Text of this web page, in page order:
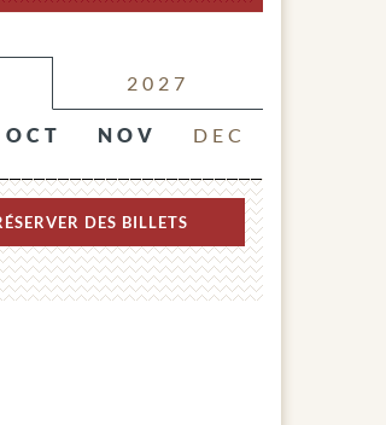
2027
OCT NOV DEC
DES BILLETS